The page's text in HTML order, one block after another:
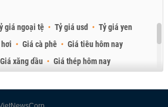
giá ngoại tệ Tỷ giá usd
Tỷ giá yen
Giá cà phê
Giá tiêu hôm nay
Giá xăng dầu
Giá thép hôm nay